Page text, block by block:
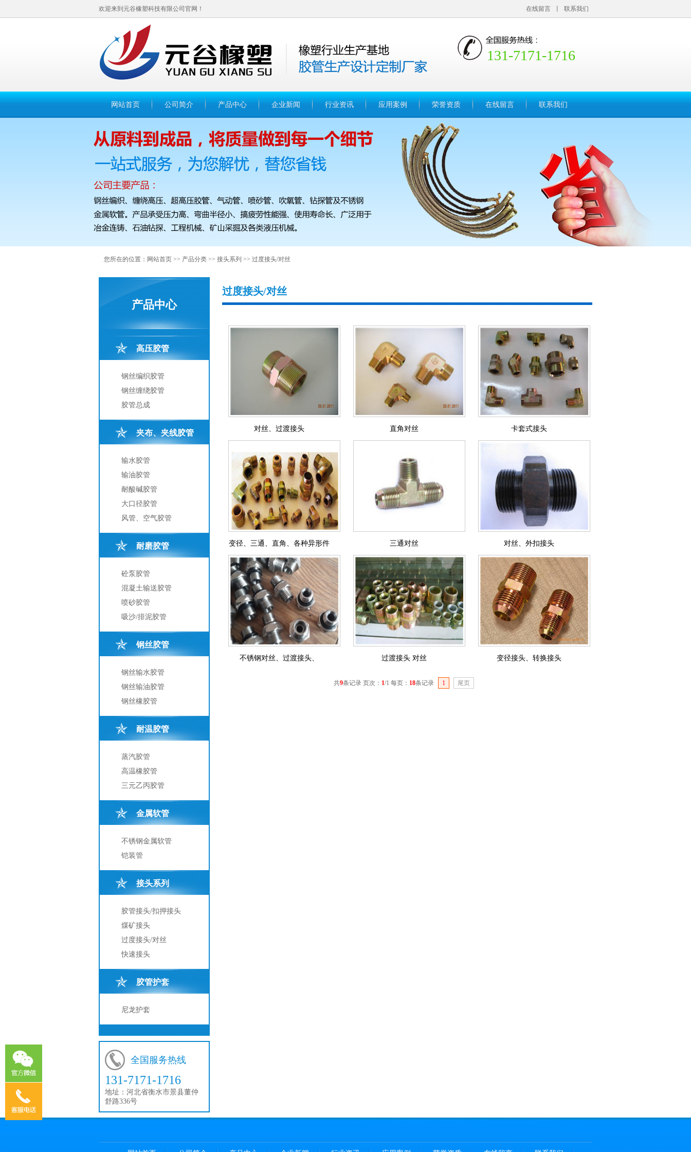
在线留言 联系我们
欢迎来到元谷橡塑科技有限公司官网！
131-7171-1716
网站首页 公司简介 产品中心 企业新闻 行业资讯 应用案例 荣誉资质 在线留言 联系我们
您所在的位置： 网站首页 >> 产品分类 >> 接头系列 >> 过度接头/对丝
产品中心
高压胶管
钢丝编织胶管
钢丝缠绕胶管
胶管总成
夹布、夹线胶管
输水胶管
输油胶管
耐酸碱胶管
大口径胶管
风管、空气胶管
耐磨胶管
砼泵胶管
混凝土输送胶管
喷砂胶管
吸沙/排泥胶管
钢丝胶管
钢丝输水胶管
钢丝输油胶管
钢丝橡胶管
耐温胶管
蒸汽胶管
高温橡胶管
三元乙丙胶管
金属软管
不锈钢金属软管
铠装管
接头系列
胶管接头/扣押接头
煤矿接头
过度接头/对丝
快速接头
胶管护套
尼龙护套
全国服务热线
131-7171-1716
地址： 河北省衡水市景县董仲
舒路336号
过度接头/对丝
对丝、过渡接头 直角对丝 卡套式接头
变径、三通、直角、各种异形件 三通对丝 对丝、外扣接头
不锈钢对丝、过渡接头、 过渡接头 对丝 变径接头、转换接头
共9条记录 页次： 1/1 每页： 18条记录 1 尾页